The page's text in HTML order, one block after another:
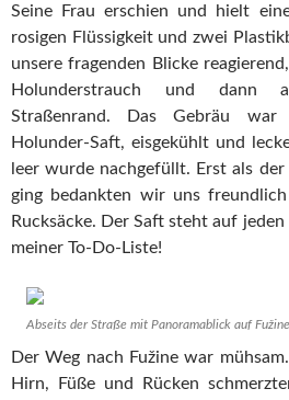
Seine Frau erschien und hielt
rosigen Flüssigkeit und zwei
unsere fragenden Blicke
Holunderstrauch und dann
Straßenrand. Das Gebräu war
Holunder-Saft, eisgekühlt und
leer wurde nachgefüllt. Erst als
ging bedankten wir uns
Rucksäcke. Der Saft steht auf
meiner To-Do-Liste!
Abseits der Straße mit Panoramablick auf
Der Weg nach Fužine war
Hirn, Füße und Rücken